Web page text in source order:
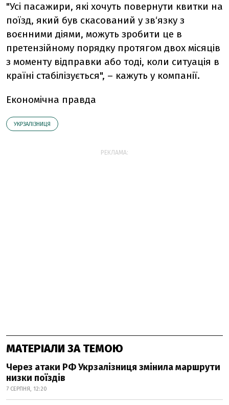
"Усі пасажири, які хочуть повернути квитки на
поїзд, який був скасований у зв‘язку з
воєнними діями, можуть зробити це в
претензійному порядку протягом двох місяців
з моменту відправки або тоді, коли ситуація в
країні стабілізується", – кажуть у компанії.
Економічна правда
УКРЗАЛІЗНИЦЯ
РЕКЛАМА:
МАТЕРІАЛИ ЗА ТЕМОЮ
Через атаки РФ Укрзалізниця змінила маршрути
низки поїздів
7 СЕРПНЯ, 12:20